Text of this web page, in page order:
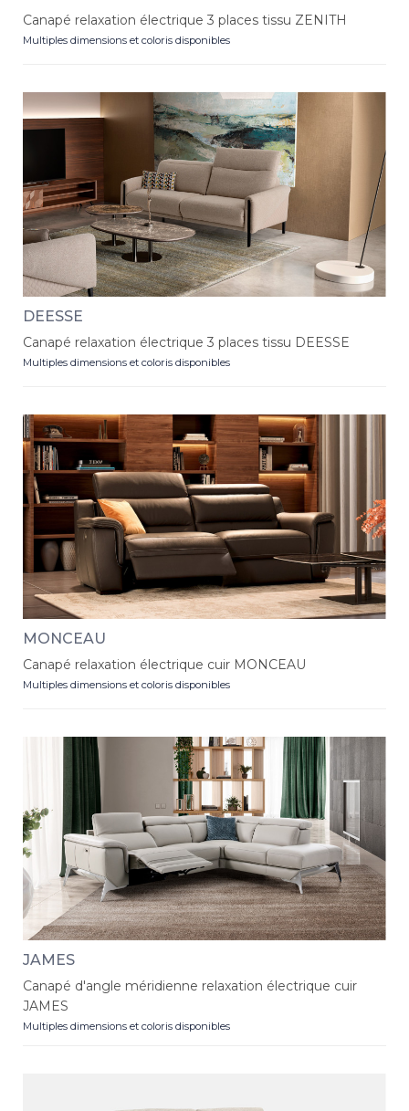
Canapé relaxation électrique 3 places tissu ZENITH
Multiples dimensions et coloris disponibles
DEESSE
Canapé relaxation électrique 3 places tissu DEESSE
Multiples dimensions et coloris disponibles
MONCEAU
Canapé relaxation électrique cuir MONCEAU
Multiples dimensions et coloris disponibles
JAMES
Canapé d'angle méridienne relaxation électrique cuir
JAMES
Multiples dimensions et coloris disponibles